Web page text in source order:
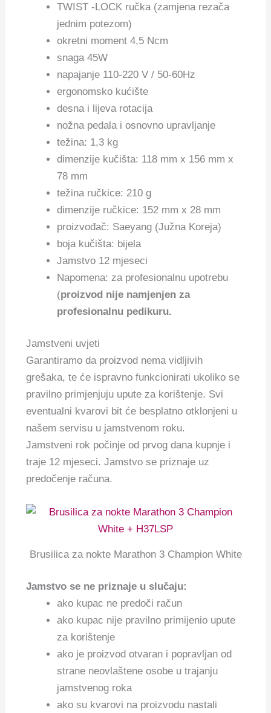
TWIST -LOCK ručka (zamjena rezača
jednim potezom)
okretni moment 4,5 Ncm
snaga 45W
napajanje 110-220 V / 50-60Hz
ergonomsko kućište
desna i lijeva rotacija
nožna pedala i osnovno upravljanje
težina: 1,3 kg
dimenzije kučišta: 118 mm x 156 mm x
78 mm
težina ručkice: 210 g
dimenzije ručkice: 152 mm x 28 mm
proizvođač: Saeyang (Južna Koreja)
boja kučišta: bijela
Jamstvo 12 mjeseci
Napomena: za profesionalnu upotrebu
(proizvod nije namjenjen za
profesionalnu pedikuru.
Jamstveni uvjeti
Garantiramo da proizvod nema vidljivih
grešaka, te će ispravno funkcionirati ukoliko se
pravilno primjenjuju upute za korištenje. Svi
eventualni kvarovi bit će besplatno otklonjeni u
našem servisu u jamstvenom roku.
Jamstveni rok počinje od prvog dana kupnje i
traje 12 mjeseci. Jamstvo se priznaje uz
predočenje računa.
Brusilica za nokte Marathon 3 Champion White
Jamstvo se ne priznaje u slučaju:
ako kupac ne predoči račun
ako kupac nije pravilno primijenio upute
za korištenje
ako je proizvod otvaran i popravljan od
strane neovlaštene osobe u trajanju
jamstvenog roka
ako su kvarovi na proizvodu nastali